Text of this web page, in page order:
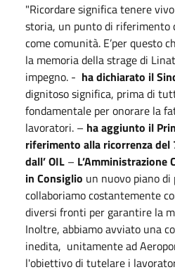
"Ricordare significa tenere
storia, un punto di riferimento
come comunità. E’per questo
la memoria della strage di
impegno. - ha dichiarato il
dignitoso significa, prima di
fondamentale per onorare la
lavoratori. – ha aggiunto il
riferimento alla ricorrenza
dall’ OIL – L’Amministrazione
in Consiglio un nuovo piano
collaboriamo costantemente
diversi fronti per garantire la
Inoltre, abbiamo avviato una
inedita, unitamente ad
l'obiettivo di tutelare i